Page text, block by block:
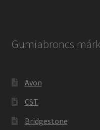
Gumiabroncs
Avon
CST
Bridgestone